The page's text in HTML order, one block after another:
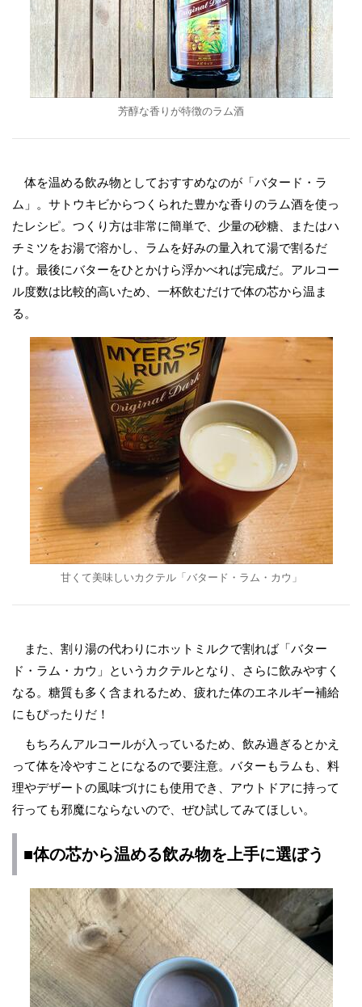
芳醇な香りが特徴のラム酒
体を温める飲み物としておすすめなのが「バタード・ラ
ム」。サトウキビからつくられた豊かな香りのラム酒を使っ
たレシピ。つくり方は非常に簡単で、少量の砂糖、またはハ
チミツをお湯で溶かし、ラムを好みの量入れて湯で割るだ
け。最後にバターをひとかけら浮かべれば完成だ。アルコー
ル度数は比較的高いため、一杯飲むだけで体の芯から温ま
る。
甘くて美味しいカクテル「バタード・ラム・カウ」
また、割り湯の代わりにホットミルクで割れば「バター
ド・ラム・カウ」というカクテルとなり、さらに飲みやすく
なる。糖質も多く含まれるため、疲れた体のエネルギー補給
にもぴったりだ！
もちろんアルコールが入っているため、飲み過ぎるとかえ
って体を冷やすことになるので要注意。バターもラムも、料
理やデザートの風味づけにも使用でき、アウトドアに持って
行っても邪魔にならないので、ぜひ試してみてほしい。
■体の芯から温める飲み物を上手に選ぼう